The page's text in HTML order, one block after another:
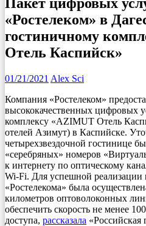
«Ростелеком» в
гостиничному
Отель Каспийск»
01/21/2021 Alex Sci
Компания «Ростелеком»
высококачественных цифровых
комплексу «AZIMUT Отель
отелей Азимут) в Каспийске.
четырехзвездочной гостинице
«серебряных» номеров
к интернету по оптическому
Wi-Fi. Для успешной реализации
«Ростелекома» была
километров оптоволоконных
обеспечить скорость не менее
доступа, рассказала «Российская